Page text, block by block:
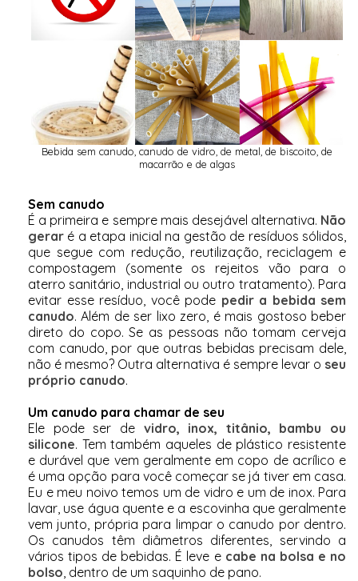
Bebida sem canudo, canudo de vidro, de metal, de biscoito, de
macarrão e de algas
Sem canudo
É a primeira e sempre mais desejável alternativa. Não
gerar é a etapa inicial na gestão de resíduos sólidos,
que segue com redução, reutilização, reciclagem e
compostagem (somente os rejeitos vão para o
aterro sanitário, industrial ou outro tratamento). Para
evitar esse resíduo, você pode pedir a bebida sem
canudo. Além de ser lixo zero, é mais gostoso beber
direto do copo. Se as pessoas não tomam cerveja
com canudo, por que outras bebidas precisam dele,
não é mesmo? Outra alternativa é sempre levar o seu
próprio canudo.
Um canudo para chamar de seu
Ele pode ser de vidro, inox, titânio, bambu ou
silicone. Tem também aqueles de plástico resistente
e durável que vem geralmente em copo de acrílico e
é uma opção para você começar se já tiver em casa.
Eu e meu noivo temos um de vidro e um de inox. Para
lavar, use água quente e a escovinha que geralmente
vem junto, própria para limpar o canudo por dentro.
Os canudos têm diâmetros diferentes, servindo a
vários tipos de bebidas. É leve e cabe na bolsa e no
bolso, dentro de um saquinho de pano.